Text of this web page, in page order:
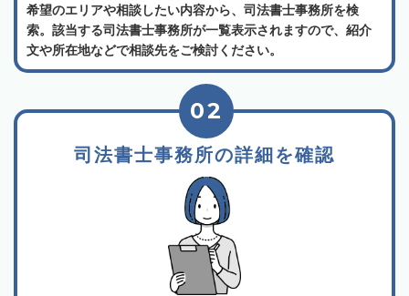
希望のエリアや相談したい内容から、司法書士事務所を検
索。該当する司法書士事務所が一覧表示されますので、紹介
文や所在地などで相談先をご検討ください。
司法書士事務所の詳細を確認
02